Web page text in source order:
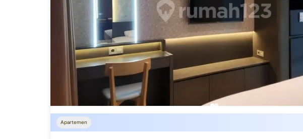
Apartemen